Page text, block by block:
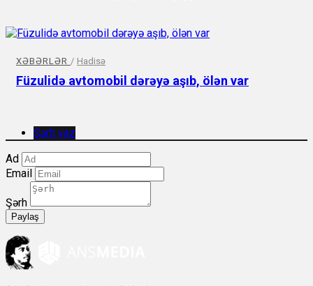
XƏBƏRLƏR / Hadisə
Füzulidə avtomobil dərəyə aşıb, ölən var
Şərh yaz
Ad
Email
Şərh
Paylaş